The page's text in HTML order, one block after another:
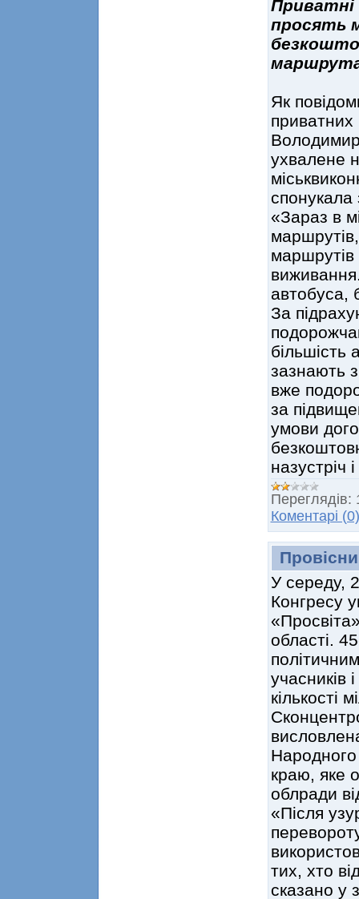
Приватні
просять
Як
приватних
ухвалене
спонукала
«Зараз в
автобуса,
За
більшість
зазнають
вже
за
умови
назустріч
Переглядів:
Коментарі (0)
У середу,
Конгресу
області.
учасників
кількості
Народного
краю, яке
облради
«Після
тих, хто
сказано у